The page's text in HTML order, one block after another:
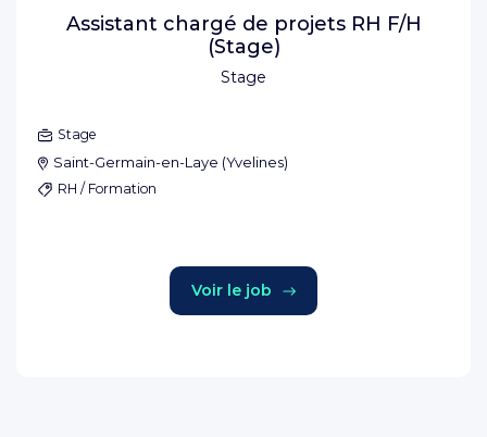
Stage
Assistant chargé de projets RH F/H
(Stage)
Stage
Saint-Germain-en-Laye (Yvelines)
RH / Formation
Voir le job